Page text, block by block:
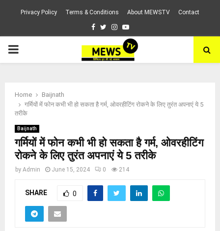
Privacy Policy Terms & Conditions About MEWSTV Contact
Facebook
TwitterInstagram
Youtube
PRIMARY
Home
Baijnath
गर्मियों में फोन कभी भी हो सकता है गर्म, ओवरहीटिंग रोकने के लिए तुरंत अपनाएं ये 5
तरीके
Baijnath
गर्मियों में फोन कभी भी हो सकता है गर्म, ओवरहीटिंग
रोकने के लिए तुरंत अपनाएं ये 5 तरीके
by Admin June 15, 2024 0 214
SHARE 0